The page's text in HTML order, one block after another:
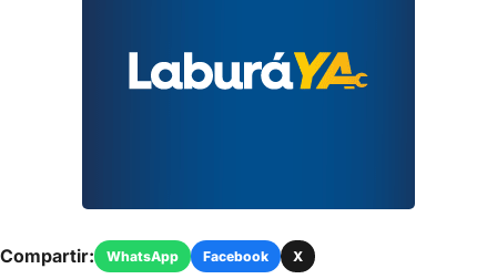
Compartir: WhatsApp Facebook X